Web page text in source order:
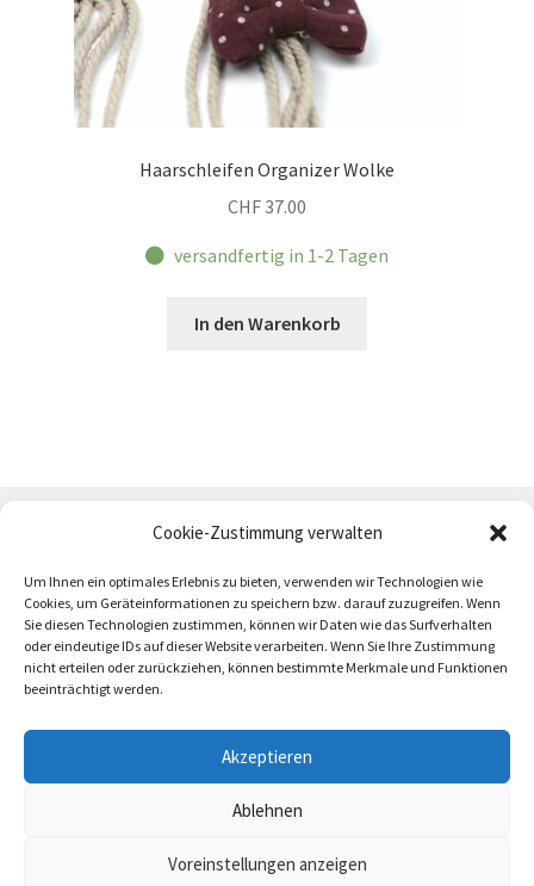
Cookie-Zustimmung verwalten
Um Ihnen ein optimales Erlebnis zu bieten, verwenden wir Technologien wie
Cookies, um Geräteinformationen zu speichern bzw. darauf zuzugreifen. Wenn
Sie diesen Technologien zustimmen, können wir Daten wie das Surfverhalten
oder eindeutige IDs auf dieser Website verarbeiten. Wenn Sie Ihre Zustimmung
nicht erteilen oder zurückziehen, können bestimmte Merkmale und Funktionen
beeinträchtigt werden.
Akzeptieren
Ablehnen
Voreinstellungen anzeigen
Haarschleifen Organizer Wolke
CHF37.00
versandfertig in 1-2 Tagen
In den Warenkorb
AGB Zahlung und Versand Impressum